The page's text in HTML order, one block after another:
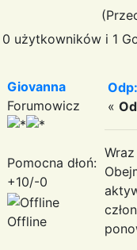
0 użytkowników i 1
Giovanna
Forumowicz
Pomocna dłoń:
+10/-0
Offline
«